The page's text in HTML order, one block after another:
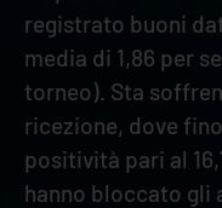
registrato buoni
media di 1,86 per
torneo). Sta
ricezione, dove
positività pari al
hanno bloccato gli